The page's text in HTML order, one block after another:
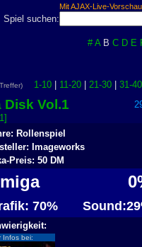
Mit AJAX-Live-
Spiel suchen:
# A B C D E
Treffer) 1-10 11-20 21-30 31-40
Vol.1
Rollenspiel
Imageworks
Preis: 50 DM
70%
Infos bei: